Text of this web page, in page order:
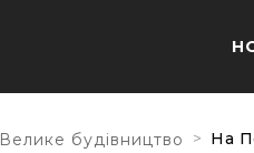
Велике будівництво > На